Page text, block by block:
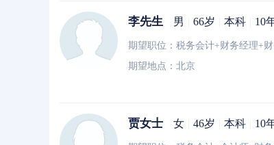
李先生 男 66岁 本科 10
期望职位：税务会计+财务经理+
期望地点：北京
贾女士 女 46岁 本科 10